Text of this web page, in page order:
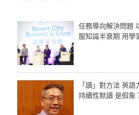
任務導向解決問題
服知識半衰期 用學
「讀」對方法 英
持續性默讀 是假象